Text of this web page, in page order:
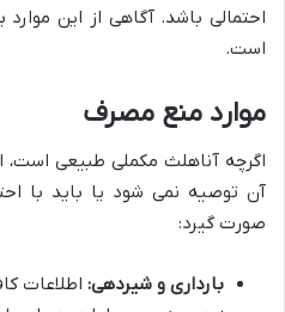
احتمالی باشد. آگاهی از این
است.
موارد منع مصرف
اگرچه آناهلث مکملی طبیعی
آن توصیه نمی شود یا باید با
صورت گیرد:
بارداری و شیردهی: اطلاعات